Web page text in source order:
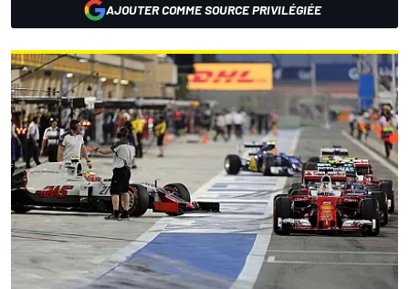
AJOUTER COMME SOURCE PRIVILÉGIÉE